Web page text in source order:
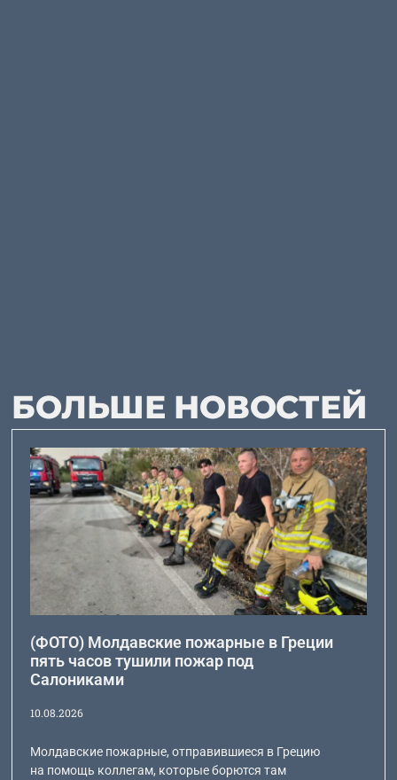
БОЛЬШЕ НОВОСТЕЙ
(ФОТО) Молдавские пожарные в Греции
пять часов тушили пожар под
Салониками
10.08.2026
Молдавские пожарные, отправившиеся в Грецию
на помощь коллегам, которые борются там